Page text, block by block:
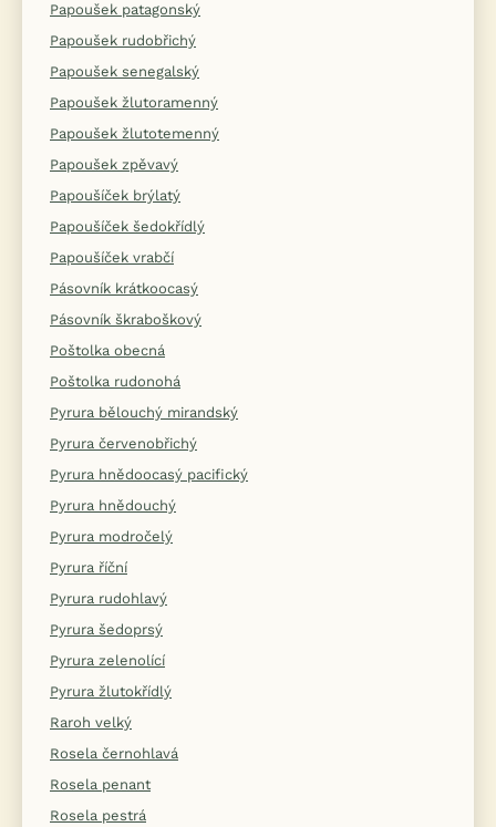
Papoušek patagonský
Papoušek rudobřichý
Papoušek senegalský
Papoušek žlutoramenný
Papoušek žlutotemenný
Papoušek zpěvavý
Papoušíček brýlatý
Papoušíček šedokřídlý
Papoušíček vrabčí
Pásovník krátkoocasý
Pásovník škraboškový
Poštolka obecná
Poštolka rudonohá
Pyrura bělouchý mirandský
Pyrura červenobřichý
Pyrura hnědoocasý pacifický
Pyrura hnědouchý
Pyrura modročelý
Pyrura říční
Pyrura rudohlavý
Pyrura šedoprsý
Pyrura zelenolící
Pyrura žlutokřídlý
Raroh velký
Rosela černohlavá
Rosela penant
Rosela pestrá